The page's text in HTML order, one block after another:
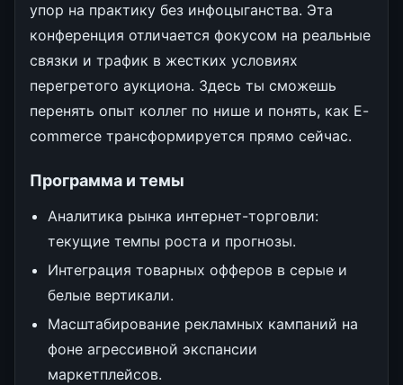
упор на практику без инфоцыганства. Эта
конференция отличается фокусом на реальные
связки и трафик в жестких условиях
перегретого аукциона. Здесь ты сможешь
перенять опыт коллег по нише и понять, как E-
commerce трансформируется прямо сейчас.
Программа и темы
Аналитика рынка интернет-торговли:
текущие темпы роста и прогнозы.
Интеграция товарных офферов в серые и
белые вертикали.
Масштабирование рекламных кампаний на
фоне агрессивной экспансии
маркетплейсов.